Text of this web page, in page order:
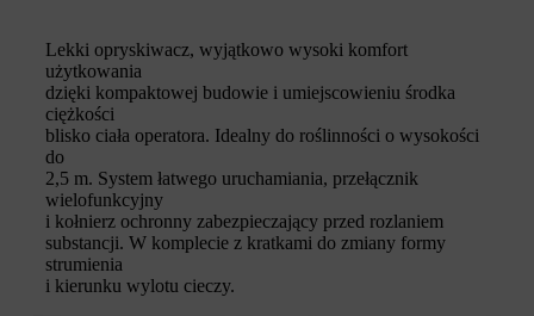
Lekki opryskiwacz, wyjątkowo wysoki komfort
użytkowania
dzięki kompaktowej budowie i umiejscowieniu środka
ciężkości
blisko ciała operatora. Idealny do roślinności o wysokości
do
2,5 m. System łatwego uruchamiania, przełącznik
wielofunkcyjny
i kołnierz ochronny zabezpieczający przed rozlaniem
substancji. W komplecie z kratkami do zmiany formy
strumienia
i kierunku wylotu cieczy.